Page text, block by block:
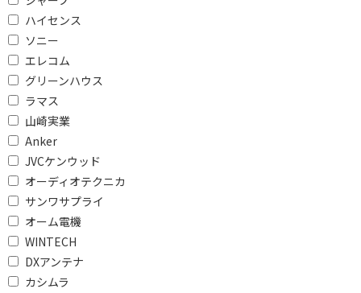
ハイセンス
ソニー
エレコム
グリーンハウス
ラマス
山崎実業
Anker
JVCケンウッド
オーディオテクニカ
サンワサプライ
オーム電機
WINTECH
DXアンテナ
カシムラ
HDD(外付)対応
内蔵チューナーで絞り込む
フルセグ
HDD容量で絞り込む
6TB
3TB
同時録画で絞り込む